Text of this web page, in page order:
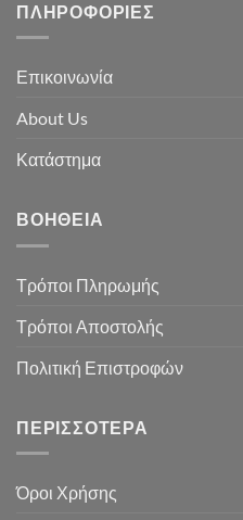
ΠΛΗΡΟΦΟΡΊΕΣ
Επικοινωνία
About Us
Κατάστημα
ΒΟΉΘΕΙΑ
Τρόποι Πληρωμής
Τρόποι Αποστολής
Πολιτική Επιστροφών
ΠΕΡΙΣΣΌΤΕΡΑ
Όροι Χρήσης